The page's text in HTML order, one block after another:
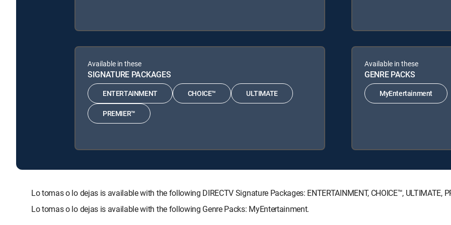
Available in these
SIGNATURE PACKAGES
ENTERTAINMENT CHOICE™ ULTIMATE
PREMIER™
Available in these
GENRE PACKS
MyEntertainment
Lo tomas o lo dejas is available with the following DIRECTV Signature Packages: ENTERTAINMENT, CHOICE™, ULTIMATE,
Lo tomas o lo dejas is available with the following Genre Packs: MyEntertainment.